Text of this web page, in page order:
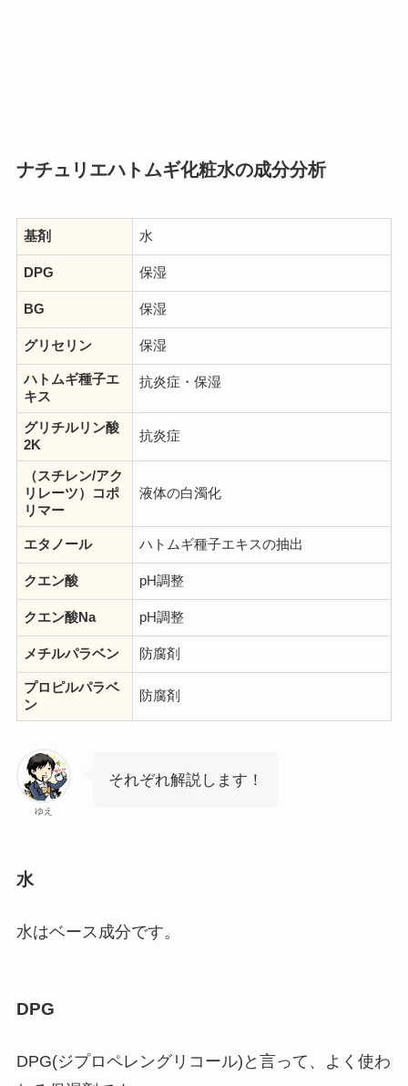
ナチュリエハトムギ化粧水の成分分析
基剤 水
DPG 保湿
BG 保湿
グリセリン 保湿
ハトムギ種子エ
キス
抗炎症・保湿
グリチルリン酸
2K
抗炎症
（スチレン/アク
リレーツ）コポ
リマー
液体の白濁化
エタノール ハトムギ種子エキスの抽出
クエン酸 pH調整
クエン酸Na pH調整
メチルパラベン 防腐剤
プロピルパラベ
ン
防腐剤
ゆえ
それぞれ解説します！
水
水はベース成分です。
DPG
DPG(ジプロペレングリコール)と言って、よく使わ